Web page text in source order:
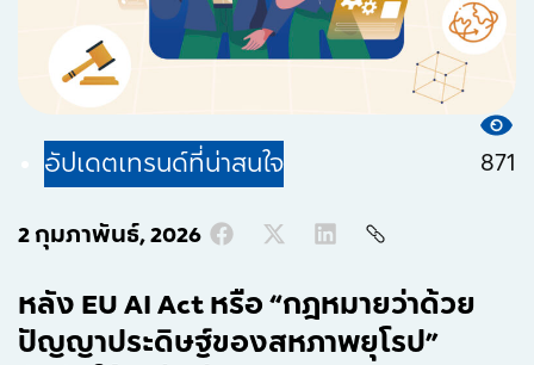
อัปเดตเทรนด์ที่น่าสนใจ 871
2 กุมภาพันธ์, 2026
หลัง EU AI Act หรือ “กฎหมายว่าด้วย
ปัญญาประดิษฐ์ของสหภาพยุโรป”